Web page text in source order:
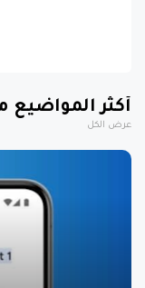
أكثر
عرض الكل